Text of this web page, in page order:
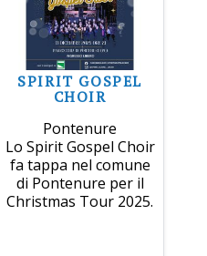
SPIRIT GOSPEL
CHOIR
Pontenure
Lo Spirit Gospel Choir
fa tappa nel comune
di Pontenure per il
Christmas Tour 2025.